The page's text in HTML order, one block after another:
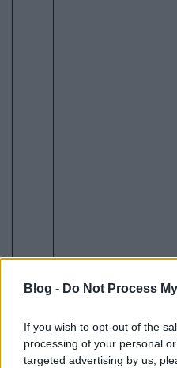
Blog - Do Not Process
If you wish to opt-out of the
processing of your personal
targeted advertising by us,